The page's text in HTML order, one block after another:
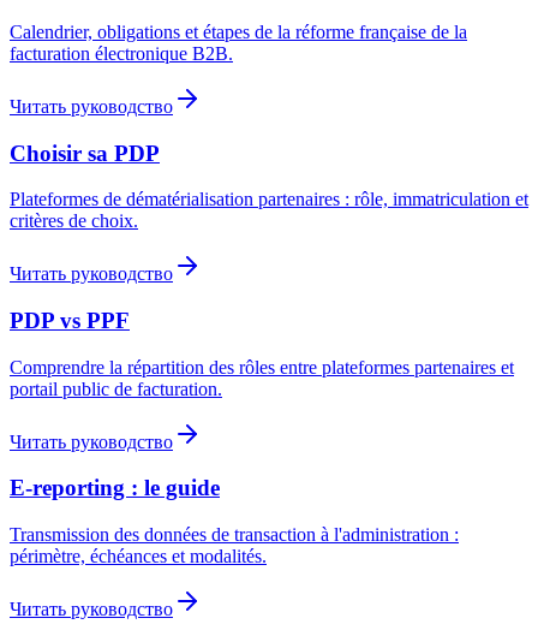
Calendrier, obligations et étapes de la réforme française de la
facturation électronique B2B.
Читать руководство
Choisir sa PDP
Plateformes de dématérialisation partenaires : rôle, immatriculation et
critères de choix.
Читать руководство
PDP vs PPF
Comprendre la répartition des rôles entre plateformes partenaires et
portail public de facturation.
Читать руководство
E-reporting : le guide
Transmission des données de transaction à l'administration :
périmètre, échéances et modalités.
Читать руководство